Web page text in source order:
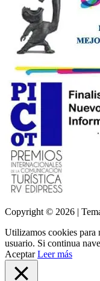
Copyright © 2026 |
Utilizamos cookies para
usuario. Si continua
Aceptar Leer más